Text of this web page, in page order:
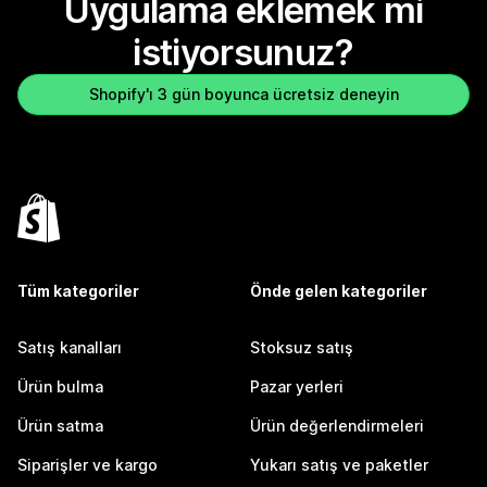
Uygulama eklemek mi
istiyorsunuz?
Shopify'ı 3 gün boyunca ücretsiz deneyin
Tüm kategoriler
Satış kanalları
Ürün bulma
Ürün satma
Siparişler ve kargo
Önde gelen kategoriler
Stoksuz satış
Pazar yerleri
Ürün değerlendirmeleri
Yukarı satış ve paketler